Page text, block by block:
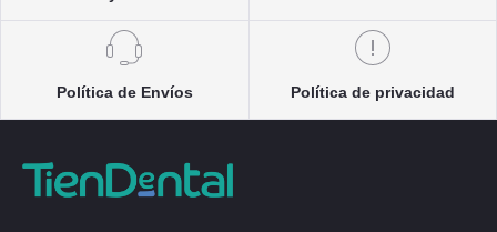
Política de Envíos Política de privacidad